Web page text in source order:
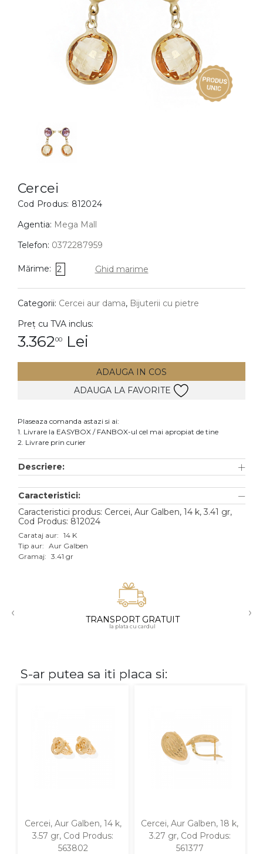
BIJUTERII COPII
Cercei
Bratari
Coliere
Lanturi
Pandantive
DIAMANTE Vezi toate
Cercei
Accesorii
Aur alb
Aur roz
Aur mixt
18K
Cercei
Cod Produs: 812024
Agentia: Mega Mall
Telefon: 0372287959
Mărime: 2 Ghid marime
Categorii: Cercei aur dama, Bijuterii cu pietre
Preț cu TVA inclus:
3.36200 Lei
ADAUGA IN COS
ADAUGA LA FAVORITE
Plaseaza comanda astazi si ai:
1. Livrare la EASYBOX / FANBOX-ul cel mai apropiat de tine
2. Livrare prin curier
Descriere:
Caracteristici:
Caracteristici produs: Cercei, Aur Galben, 14 k, 3.41 gr,
Cod Produs: 812024
Carataj aur: 14 K
Tip aur: Aur Galben
Gramaj: 3.41 gr
‹ TRANSPORT GRATUIT
la plata cu cardul
›
S-ar putea sa iti placa si:
Cercei, Aur Galben, 14 k,
3.57 gr, Cod Produs:
563802
Cercei, Aur Galben, 18 k,
3.27 gr, Cod Produs:
561377